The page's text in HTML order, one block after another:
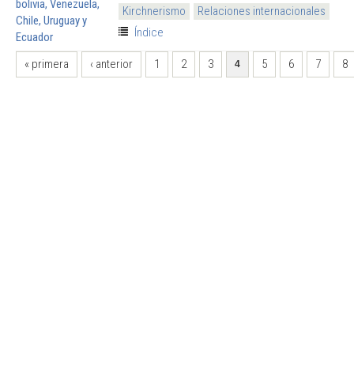
Kirchnerismo
Relaciones internacionales
Índice
PÁGINAS
« primera ‹ anterior 1 2 3 4 5 6 7 8